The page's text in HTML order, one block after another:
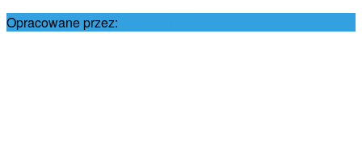
Opracowane przez: